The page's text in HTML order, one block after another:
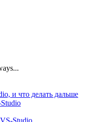
и что делать дальше
Studio